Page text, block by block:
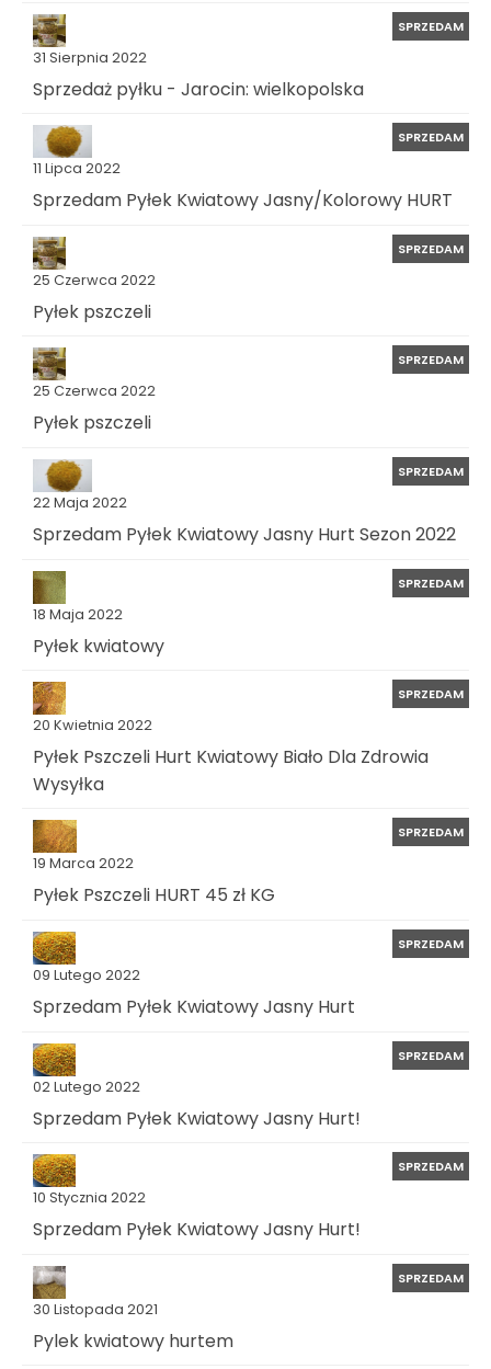
31 Sierpnia 2022
SPRZEDAM
Sprzedaż pyłku - Jarocin: wielkopolska
11 Lipca 2022
SPRZEDAM
Sprzedam Pyłek Kwiatowy Jasny/Kolorowy HURT
25 Czerwca 2022
SPRZEDAM
Pyłek pszczeli
25 Czerwca 2022
SPRZEDAM
Pyłek pszczeli
22 Maja 2022
SPRZEDAM
Sprzedam Pyłek Kwiatowy Jasny Hurt Sezon 2022
18 Maja 2022
SPRZEDAM
Pyłek kwiatowy
20 Kwietnia 2022
SPRZEDAM
Pyłek Pszczeli Hurt Kwiatowy Biało Dla Zdrowia
Wysyłka
19 Marca 2022
SPRZEDAM
Pyłek Pszczeli HURT 45 zł KG
09 Lutego 2022
SPRZEDAM
Sprzedam Pyłek Kwiatowy Jasny Hurt
02 Lutego 2022
SPRZEDAM
Sprzedam Pyłek Kwiatowy Jasny Hurt!
10 Stycznia 2022
SPRZEDAM
Sprzedam Pyłek Kwiatowy Jasny Hurt!
30 Listopada 2021
SPRZEDAM
Pylek kwiatowy hurtem